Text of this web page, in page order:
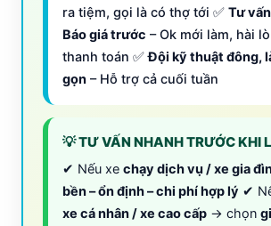
ra tiệm, gọi là có thợ tới ✅ Tư
Báo giá trước – Ok mới làm, hài
thanh toán ✅Đội kỹ thuật đông,
gọn – Hỗ trợ cả cuối tuần
💡 TƯ VẤN NHANH TRƯỚC KHI
✔ Nếu xe chạy dịch vụ / xe gia
bền – ổn định – chi phí hợp lý ✔
xe cá nhân / xe cao cấp → chọn